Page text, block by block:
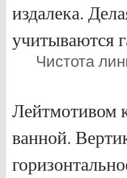
издалека.
учитываются
Чистота
Лейтмотивом
ванной.